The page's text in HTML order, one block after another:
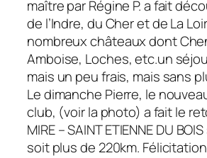
maître par Régine P. a fait
de l’Indre, du Cher et de La
nombreux châteaux dont
Amboise, Loches, etc.un
mais un peu frais, mais sans
Le dimanche Pierre, le
club, (voir la photo) a fait le
MIRE – SAINT ETIENNE DU
soit plus de 220km.